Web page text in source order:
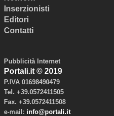
Inserzionisti
Editori
Contatti
Pubblicità Internet
Portali.it © 2019
P.IVA 01698490479
Tel. +39.0572411505
Fax. +39.0572411508
e-mail: info@portali.it